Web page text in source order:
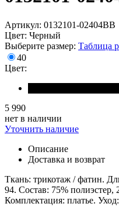
Артикул: 0132101-02404BB
Цвет: Черный
Выберите размер: Таблица
40
Цвет:
5 990
нет в наличии
Уточнить наличие
Описание
Доставка и возврат
Ткань: трикотаж / фатин.
94. Состав: 75% полиэстер,
Комплектация: платье.